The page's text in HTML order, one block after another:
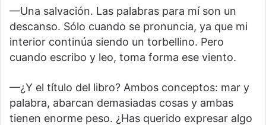
—Una salvación. Las palabras para mí son un
descanso. Sólo cuando se pronuncia, ya que mi
interior continúa siendo un torbellino. Pero
cuando escribo y leo, toma forma ese viento.
—¿Y el título del libro? Ambos conceptos: mar y
palabra, abarcan demasiadas cosas y ambas
tienen enorme peso. ¿Has querido expresar algo